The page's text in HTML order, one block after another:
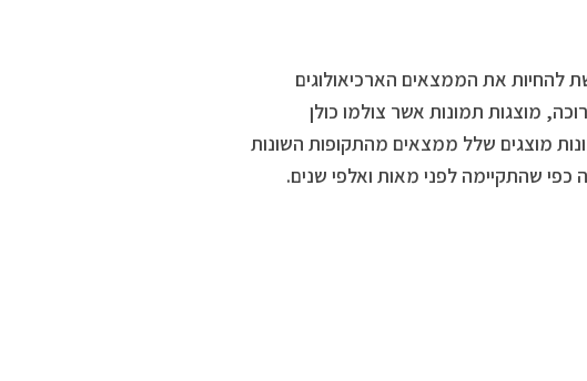
להחיות את הממצאים הארכיאולוגים
מוצגות תמונות אשר צולמו כולן
מוצגים שלל ממצאים מהתקופות השונות
כפי שהתקיימה לפני מאות ואלפי שנים.